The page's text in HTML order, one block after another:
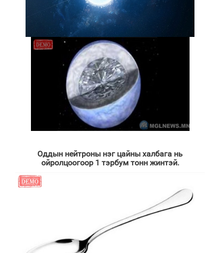
Оддын нейтроны нэг цайны халбага нь
ойролцоогоор 1 тэрбум тонн жинтэй.